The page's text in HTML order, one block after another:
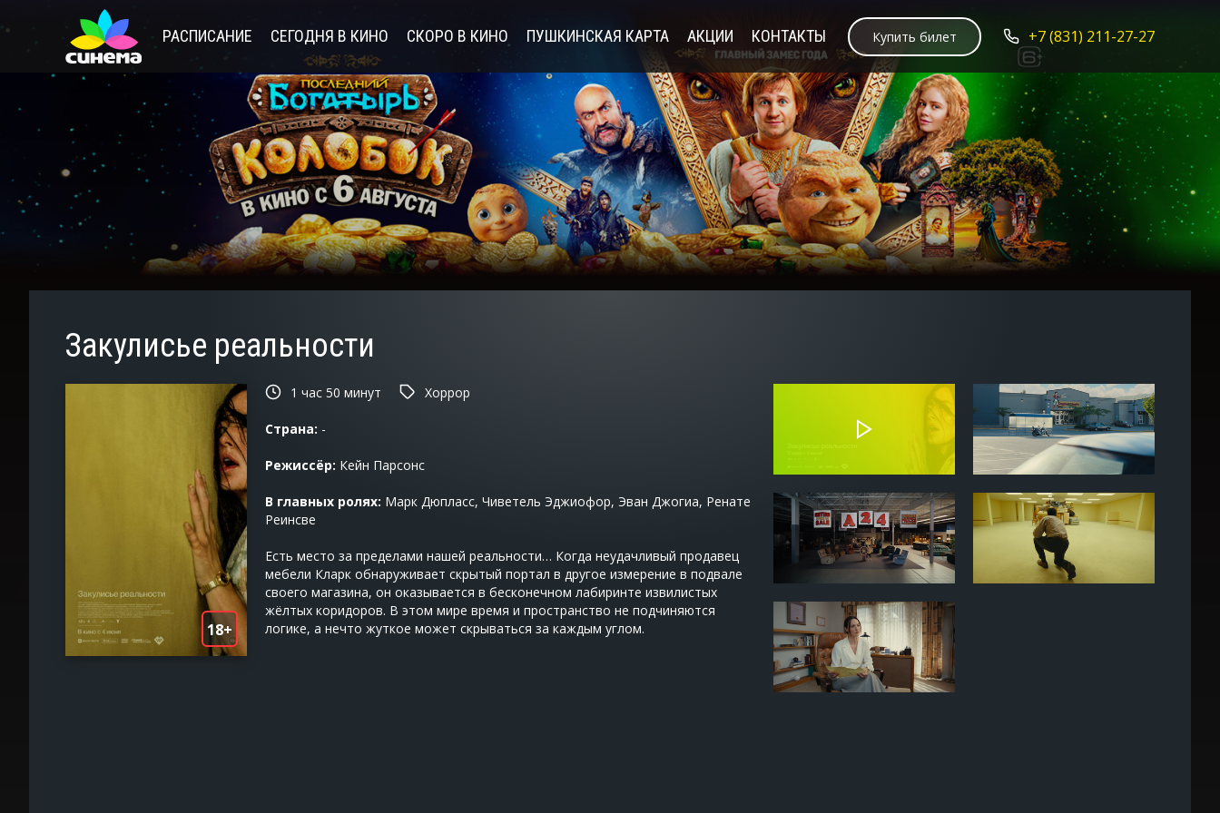
РАСПИСАНИЕ СЕГОДНЯ В КИНО СКОРО В КИНО ПУШКИНСКАЯ КАРТА АКЦИИ КОНТАКТЫ Купить билет +7 (831) 211-27-27
Закулисье реальности
18+
1 час 50 минут Хоррор
Страна: -
Режиссёр: Кейн Парсонс
В главных ролях: Марк Дюпласс, Чиветель Эджиофор, Эван Джогиа, Ренате
Реинсве
Есть место за пределами нашей реальности… Когда неудачливый продавец
мебели Кларк обнаруживает скрытый портал в другое измерение в подвале
своего магазина, он оказывается в бесконечном лабиринте извилистых
жёлтых коридоров. В этом мире время и пространство не подчиняются
логике, а нечто жуткое может скрываться за каждым углом.